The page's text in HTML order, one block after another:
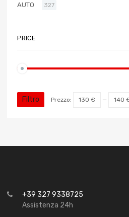
AUTO 327
PRICE
Filtro Prezzo: 130 € — 140
+39 327 9338725
Assistenza 24h